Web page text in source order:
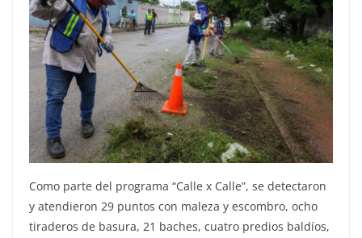
Como parte del programa “Calle x Calle”, se detectaron
y atendieron 29 puntos con maleza y escombro, ocho
tiraderos de basura, 21 baches, cuatro predios baldíos,